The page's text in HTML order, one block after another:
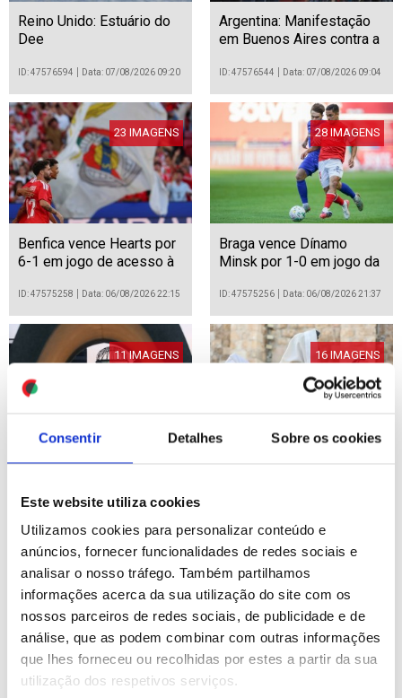
Consentir Detalhes Sobre os cookies
Este website utiliza cookies
Utilizamos cookies para personalizar conteúdo e
anúncios, fornecer funcionalidades de redes sociais e
analisar o nosso tráfego. Também partilhamos
informações acerca da sua utilização do site com os
nossos parceiros de redes sociais, de publicidade e de
análise, que as podem combinar com outras informações
que lhes forneceu ou recolhidas por estes a partir da sua
utilização dos respetivos serviços.
Reino Unido: Estuário do
Dee
ID: 47576594 Data: 07/08/2026 09:20
Argentina: Manifestação
em Buenos Aires contra a
expropriações e uso da
terra queimada
ID: 47576544 Data: 07/08/2026 09:04
23 IMAGENS
Benfica vence Hearts por
6-1 em jogo de acesso à
Europa de futebol
ID: 47575258 Data: 06/08/2026 22:15
28 IMAGENS
Braga vence Dínamo
Minsk por 1-0 em jogo da
futebol
ID: 47575256 Data: 06/08/2026 21:37
11 IMAGENS
Japão: 81 anos da bomba
16 IMAGENS
19 IMAGENS
Povos Índigenas
Espanha: Vindima em La